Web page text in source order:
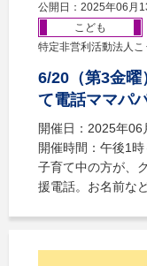
公開日：2025年06月
こども
特定非営利活動法人
6/20（第3金
て電話ママパ
開催日：2025年06
開催時間：午後1
子育て中の方が、
援電話。お名前な